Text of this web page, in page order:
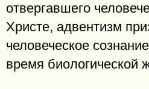
отвергавшего
Христе, адвентизм
человеческое
время биологической